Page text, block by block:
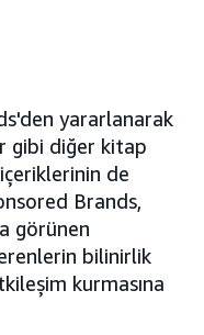
yararlanarak
gibi diğer kitap
de
Brands,
görünen
bilinirlik
kurmasına